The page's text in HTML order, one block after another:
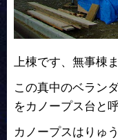
上棟です、無事棟
この真中のベラン
をカノープス台と
カノープスはりゅ